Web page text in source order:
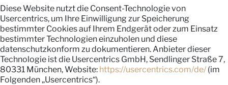
Diese Website nutzt die Consent-Technologie von
Usercentrics, um Ihre Einwilligung zur Speicherung
bestimmter Cookies auf Ihrem Endgerät oder zum Einsatz
bestimmter Technologien einzuholen und diese
datenschutzkonform zu dokumentieren. Anbieter dieser
Technologie ist die Usercentrics GmbH, Sendlinger Straße 7,
80331 München, Website: https://usercentrics.com/de/ (im
Folgenden „Usercentrics“).